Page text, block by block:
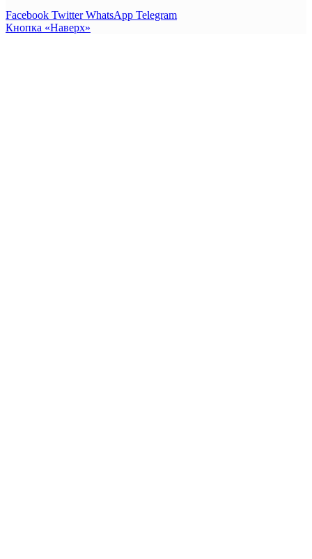
Facebook Twitter WhatsApp Telegram
Кнопка «Наверх»